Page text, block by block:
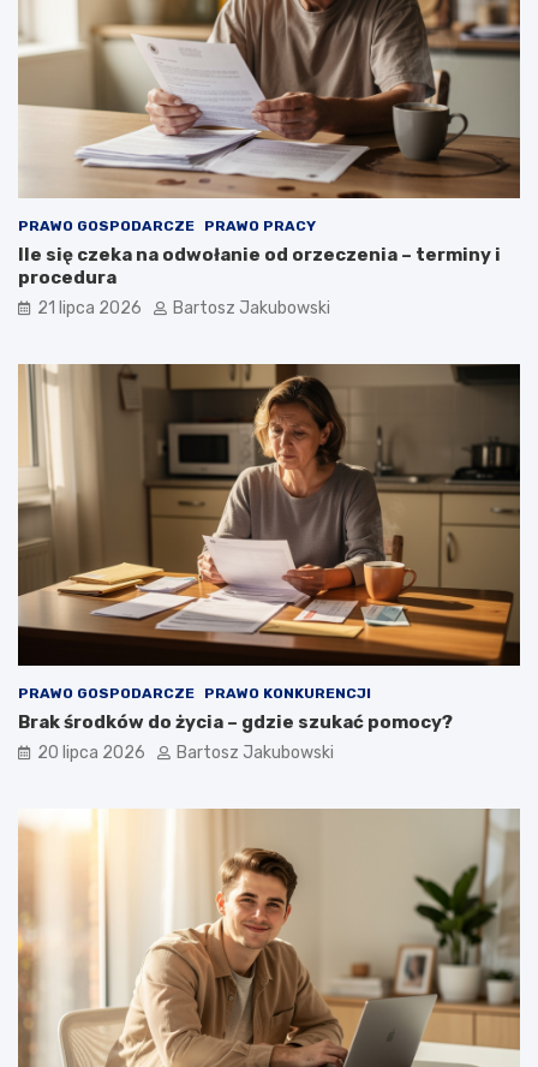
PRAWO GOSPODARCZE PRAWO PRACY
Ile się czeka na odwołanie od orzeczenia – terminy i
procedura
21 lipca 2026 Bartosz Jakubowski
PRAWO GOSPODARCZE PRAWO KONKURENCJI
Brak środków do życia – gdzie szukać pomocy?
20 lipca 2026 Bartosz Jakubowski